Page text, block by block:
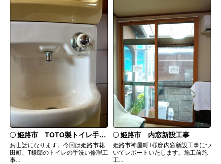
姫路市 TOTO製トイレ手洗いの水漏れ修理
お世話になります。今回は姫路市花
田町、T様邸のトイレの手洗い修理工
事...
姫路市 内窓新設工事
姫路市神屋町T様邸内窓新設工事につ
いてレポートいたします。施工前施
工...